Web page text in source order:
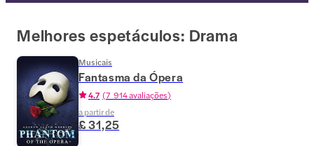
Melhores espetáculos: Drama
Musicais
Fantasma da Ópera
4.7 (7 914 avaliações)
a partir de
£ 31,25